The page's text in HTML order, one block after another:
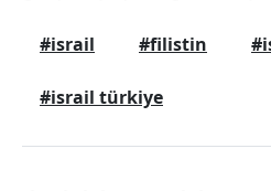
#israil #filistin
#israil türkiye